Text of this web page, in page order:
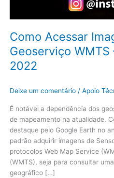
Como Acessar
Geoserviço WMTS
2022
Deixe um comentário / Apoio
É notável a dependência dos
de mapeamento na atualidade.
destaque pelo Google Earth no
padrão adquirir imagens de
protocolos Web Map Service
(WMTS), seja para consultar
geográfico […]